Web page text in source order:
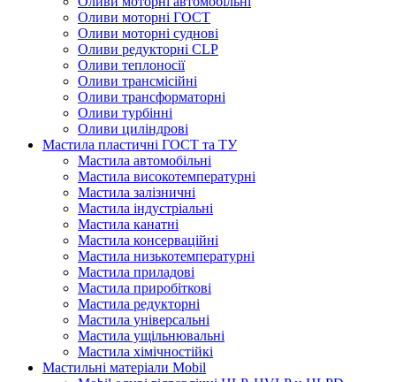
Оливи моторні ГОСТ
Оливи моторні суднові
Оливи редукторні CLP
Оливи теплоносії
Оливи трансмісійні
Оливи трансформаторні
Оливи турбінні
Оливи циліндрові
Мастила пластичні ГОСТ та ТУ
Мастила автомобільні
Мастила високотемпературні
Мастила залізничні
Мастила індустріальні
Мастила канатні
Мастила консерваційні
Мастила низькотемпературні
Мастила приладові
Мастила приробіткові
Мастила редукторні
Мастила універсальні
Мастила ущільнювальні
Мастила хімічностійкі
Мастильні матеріали Mobil